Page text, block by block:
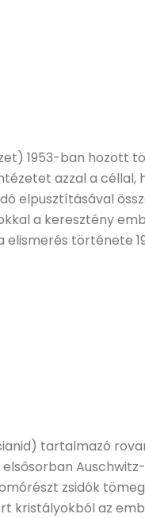
1953-ban hozott
azzal a céllal,
elpusztításával
a keresztény
elismerés története
tartalmazó
zsidók
kristályokból az